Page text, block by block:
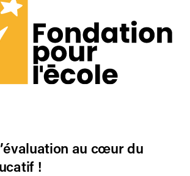
au cœur du
!